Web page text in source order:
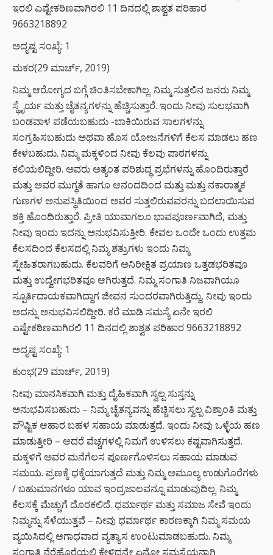
ಇರಲಿ ಎಷ್ಟೇಕಠಿಣವಾಗಿರಲಿ 11 ದಿನದಲ್ಲಿ ಶಾಶ್ವತ ಪರಿಹಾರ
9663218892
ಅದೃಷ್ಟ ಸಂಖ್ಯೆ: 1
ಮಕರ(29 ಮಾರ್ಚ್, 2019)
ನಿಮ್ಮ ಆರೋಗ್ಯದ ಬಗ್ಗೆ ಚಿಂತಿಸಬೇಕಾಗಿಲ್ಲ. ನಿಮ್ಮ ಸುತ್ತಲಿನ ಜನರು ನಿಮ್ಮ
ಸ್ಥೈರ್ಯ ಮತ್ತು ಚೈತನ್ಯಗಳನ್ನು ಹೆಚ್ಚಿಸುತ್ತಾರೆ. ಇಂದು ನೀವು ಸುಲಭವಾಗಿ
ಬಂಡವಾಳ ಪಡೆಯಬಹುದು -ಬಾಕಿಯಿರುವ ಸಾಲಗಳನ್ನು
ಸಂಗ್ರಹಿಸಬಹುದು ಅಥವಾ ಹೊಸ ಯೋಜನೆಗಳಿಗೆ ಕೆಲಸ ಮಾಡಲು ಹಣ
ಕೇಳಬಹುದು. ನಿಮ್ಮ ಮಕ್ಕಳಿಂದ ನೀವು ಕೆಲವು ಪಾಠಗಳನ್ನು
ಕಲಿಯಲಿದ್ದೀರಿ. ಅವರು ಅತ್ಯಂತ ಪರಿಶುದ್ಧ ಪ್ರಭೆಗಳನ್ನು ಹೊಂದಿರುತ್ತಾರೆ
ಮತ್ತು ಅವರ ಮುಗ್ಧತೆ ಹಾಗೂ ಆನಂದದಿಂದ ಮತ್ತು ಮತ್ತು ನಕಾರಾತ್ಮಕ
ಗುಣಗಳ ಅನುಪಸ್ಥಿತಿಯಿಂದ ಅವರ ಸುತ್ತಲಿರುವವರನ್ನು ಬದಲಾಯಿಸುವ
ಶಕ್ತಿ ಹೊಂದಿರುತ್ತಾರೆ. ಪ್ರೀತಿ ಯಾವಾಗಲೂ ಭಾವಪೂರ್ಣವಾಗಿದೆ, ಮತ್ತು
ನೀವು ಇಂದು ಇದನ್ನು ಅನುಭವಿಸುತ್ತೀರಿ. ಕೇವಲ ಒಂದೇ ಒಂದು ಉತ್ತಮ
ಕೆಲಸದಿಂದ ಕೆಲಸದಲ್ಲಿ ನಿಮ್ಮ ಶತ್ರುಗಳು ಇಂದು ನಿಮ್ಮ
ಸ್ನೇಹಿತರಾಗಬಹುದು. ಕೆಲವರಿಗೆ ಅನಿರೀಕ್ಷಿತ ಪ್ರಯಾಣ ಒತ್ತಡಭರಿತವೂ
ಮತ್ತು ಉದ್ವೇಗಭರಿತವೂ ಆಗಿರುತ್ತದೆ. ನಿಮ್ಮ ಸಂಗಾತಿ ನಿಜವಾಗಿಯೂ
ಸ್ಪೂರ್ತಿದಾಯಕವಾಗಿದ್ದಾಗ ಜೀವನ ಸುಂದರವಾಗಿರುತ್ತಿದ್ದು, ನೀವು ಇಂದು
ಅದನ್ನು ಅನುಭವಿಸಲಿದ್ದೀರಿ. ಕರೆ ಮಾಡಿ ಸಮಸ್ಯೆ ಏನೇ ಇರಲಿ
ಎಷ್ಟೇಕಠಿಣವಾಗಿರಲಿ 11 ದಿನದಲ್ಲಿ ಶಾಶ್ವತ ಪರಿಹಾರ 9663218892
ಅದೃಷ್ಟ ಸಂಖ್ಯೆ: 1
ಕುಂಭ(29 ಮಾರ್ಚ್, 2019)
ನೀವು ಮಾನಸಿಕವಾಗಿ ಮತ್ತು ದೈಹಿಕವಾಗಿ ಸ್ವಲ್ಪ ಸುಸ್ತನ್ನು
ಅನುಭವಿಸಬಹುದು – ನಿಮ್ಮ ಚೈತನ್ಯವನ್ನು ಹೆಚ್ಚಿಸಲು ಸ್ವಲ್ಪ ವಿಶ್ರಾಂತಿ ಮತ್ತು
ಪೌಷ್ಟಿಕ ಆಹಾರ ಬಹಳ ಸಹಾಯ ಮಾಡುತ್ತದೆ. ಇಂದು ನೀವು ಒಳ್ಳೆಯ ಹಣ
ಮಾಡುತ್ತೀರಿ – ಆದರೆ ವೆಚ್ಚಗಳಲ್ಲಿ ನಿಮಗೆ ಉಳಿಸಲು ಕಷ್ಟವಾಗಿಸುತ್ತದೆ.
ಮಕ್ಕಳಿಗೆ ಅವರ ಮನೆಗೆಲಸ ಪೂರ್ಣಗೊಳಿಸಲು ಸಹಾಯ ಮಾಡುವ
ಸಮಯ. ಪ್ರಣಕ್ಕೆ ಧಕ್ಕೆಯಾಗುತ್ತದೆ ಮತ್ತು ನಿಮ್ಮ ಅಮೂಲ್ಯ ಉಡುಗೊರೆಗಳು
/ ಬಹುಮಾನಗಳೂ ಯಾವ ಇಂದ್ರಜಾಲವನ್ನೂ ಮಾಡುವುದಿಲ್ಲ. ನಿಮ್ಮ
ಕೆಲಸಕ್ಕೆ ಮೆಚ್ಚುಗೆ ದೊರಕಲಿದೆ. ಧರ್ಮಾರ್ಥ ಮತ್ತು ಸಮಾಜ ಸೇವೆ ಇಂದು
ನಿಮ್ಮನ್ನು ಸೆಳೆಯುತ್ತವೆ – ನೀವು ಧರ್ಮಾರ್ಥ ಕಾರಣಕ್ಕಾಗಿ ನಿಮ್ಮ ಸಮಯ
ವ್ಯಯಿಸಿದಲ್ಲಿ ಅಗಾಧವಾದ ವ್ಯತ್ಯಾಸ ಉಂಟುಮಾಡಬಹುದು. ನಿಮ್ಮ
ಸಂಗಾತಿ ನೆರೆಹೊರೆಯಲ್ಲಿ ಕೇಳಿದ್ದನ್ನೇ ಏನೋ ಸಮಸ್ಯೆಯನ್ನಾಗಿ